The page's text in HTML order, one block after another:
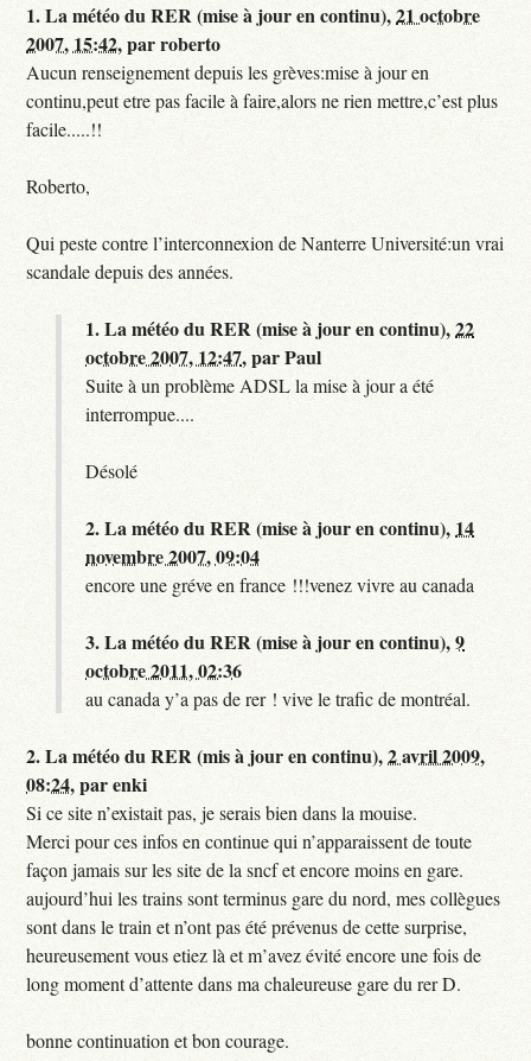
1.La météo du RER (mise à jour en continu),21 octobre
2007, 15:42,parroberto
Aucun renseignement depuis les grèves:mise à jour en
continu,peut etre pas facile à faire,alors ne rien mettre,c’est plus
facile.....!!
Roberto,
Qui peste contre l’interconnexion de Nanterre Université:un vrai
scandale depuis des années.
1.La météo du RER (mise à jour en continu),22
octobre 2007, 12:47,parPaul
Suite à un problème ADSL la mise à jour a été
interrompue....
Désolé
2.La météo du RER (mise à jour en continu), 14
novembre 2007, 09:04
encore une gréve en france !!!venez vivre au canada
3.La météo du RER (mise à jour en continu),9
octobre 2011, 02:36
au canada y’a pas de rer ! vive le trafic de montréal.
2.La météo du RER (mis à jour en continu),2 avril 2009,
08:24,parenki
Si ce site n’existait pas, je serais bien dans la mouise.
Merci pour ces infos en continue qui n’apparaissent de toute
façon jamais sur les site de la sncf et encore moins en gare.
aujourd’hui les trains sont terminus gare du nord, mes collègues
sont dans le train et n’ont pas été prévenus de cette surprise,
heureusement vous etiez là et m’avez évité encore une fois de
long moment d’attente dans ma chaleureuse gare du rer D.
bonne continuation et bon courage.